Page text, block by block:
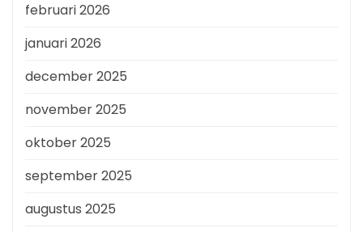
februari 2026
januari 2026
december 2025
november 2025
oktober 2025
september 2025
augustus 2025